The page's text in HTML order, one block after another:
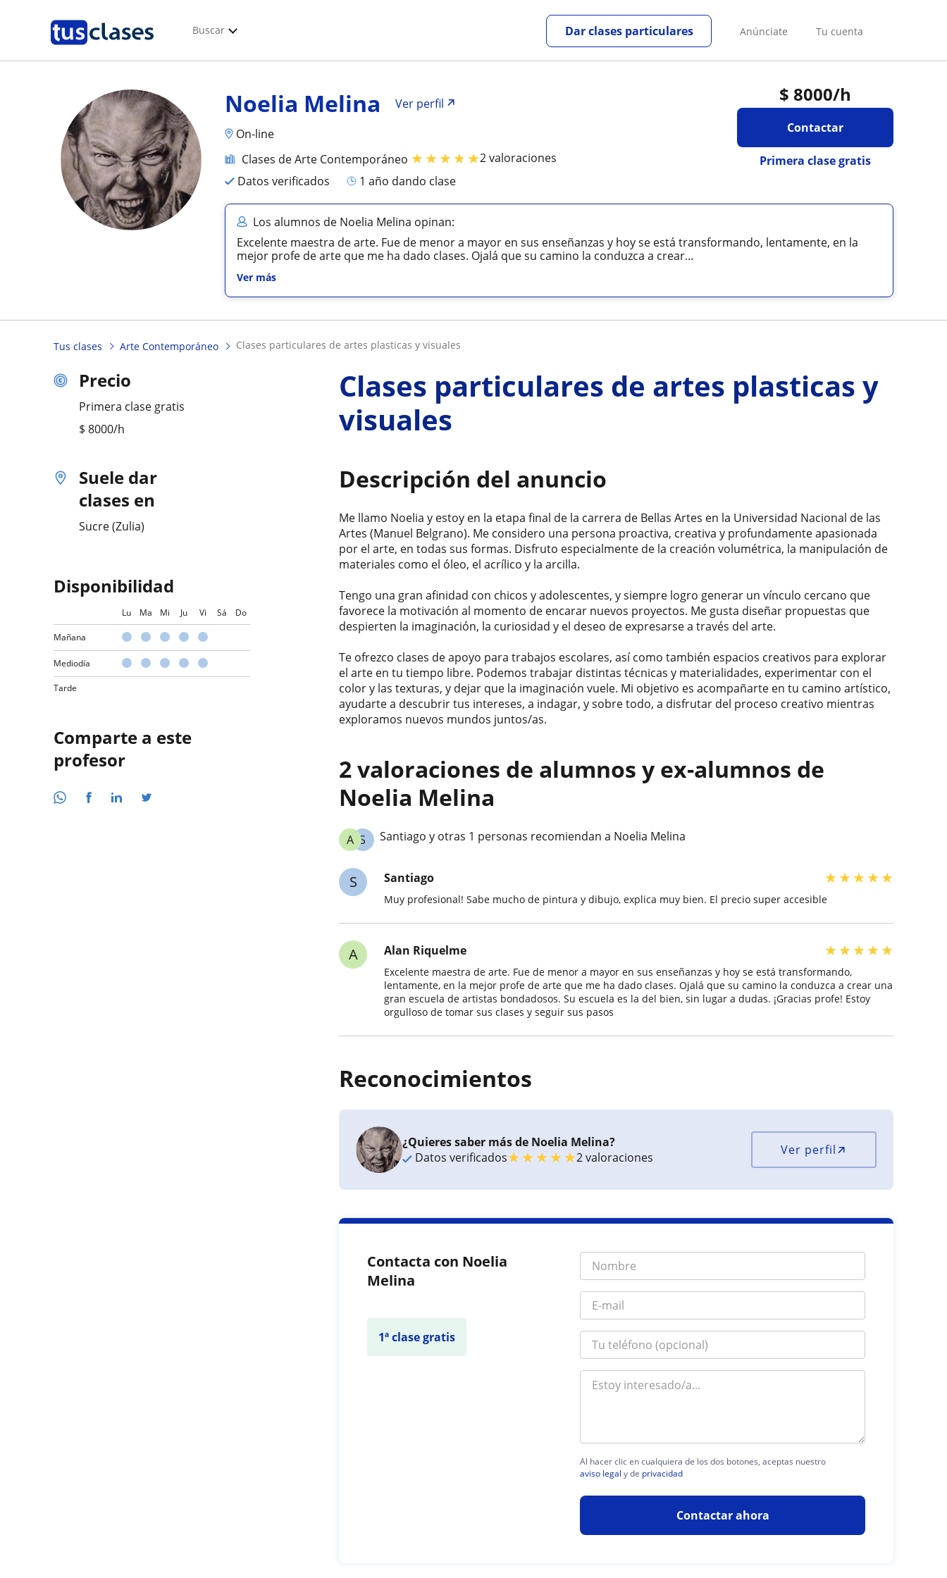
Buscar Anúnciate Tu cuenta
Dar clases particulares
$ 8000/h
Contactar
Primera clase gratis
Noelia Melina
Ver perfil
On-line
Clases de Arte Contemporáneo ★★★★★2 valoraciones
Datos verificados
1 año dando clase
Los alumnos de Noelia Melina opinan:
Excelente maestra de arte. Fue de menor a mayor en sus enseñanzas y hoy se está transformando, lentamente, en la
mejor profe de arte que me ha dado clases. Ojalá que su camino la conduzca a crear...
Ver más
Tus clases Arte Contemporáneo clases particulares de artes plasticas y visuales
Precio
Primera clase gratis
$ 8000/h
Suele dar
clases en
Sucre (Zulia)
Disponibilidad
Lu Ma Mi Ju Vi Sá Do
Mañana
Mediodía
Tarde
Comparte a este
profesor
Clases particulares de artes plasticas y
visuales
Descripción del anuncio
Me llamo Noelia y estoy en la etapa final de la carrera de Bellas Artes en la Universidad Nacional de las
Artes (Manuel Belgrano). Me considero una persona proactiva, creativa y profundamente apasionada
por el arte, en todas sus formas. Disfruto especialmente de la creación volumétrica, la manipulación de
materiales como el óleo, el acrílico y la arcilla.
Tengo una gran afinidad con chicos y adolescentes, y siempre logro generar un vínculo cercano que
favorece la motivación al momento de encarar nuevos proyectos. Me gusta diseñar propuestas que
despierten la imaginación, la curiosidad y el deseo de expresarse a través del arte.
Te ofrezco clases de apoyo para trabajos escolares, así como también espacios creativos para explorar
el arte en tu tiempo libre. Podemos trabajar distintas técnicas y materialidades, experimentar con el
color y las texturas, y dejar que la imaginación vuele. Mi objetivo es acompañarte en tu camino artístico,
ayudarte a descubrir tus intereses, a indagar, y sobre todo, a disfrutar del proceso creativo mientras
exploramos nuevos mundos juntos/as.
2 valoraciones de alumnos y ex-alumnos de
Noelia Melina
S
A Santiago y otras 1 personas recomiendan a Noelia Melina
S Santiago ★★★★★
Muy profesional! Sabe mucho de pintura y dibujo, explica muy bien. El precio super accesible
A Alan Riquelme ★★★★★
Excelente maestra de arte. Fue de menor a mayor en sus enseñanzas y hoy se está transformando,
lentamente, en la mejor profe de arte que me ha dado clases. Ojalá que su camino la conduzca a crear una
gran escuela de artistas bondadosos. Su escuela es la del bien, sin lugar a dudas. ¡Gracias profe! Estoy
orgulloso de tomar sus clases y seguir sus pasos
Reconocimientos
¿Quieres saber más de Noelia Melina?
Datos verificados★★★★★2 valoraciones Ver perfil
Contacta con Noelia
Melina
1ª clase gratis
Al hacer clic en cualquiera de los dos botones, aceptas nuestro
aviso legal y de privacidad
Contactar ahora